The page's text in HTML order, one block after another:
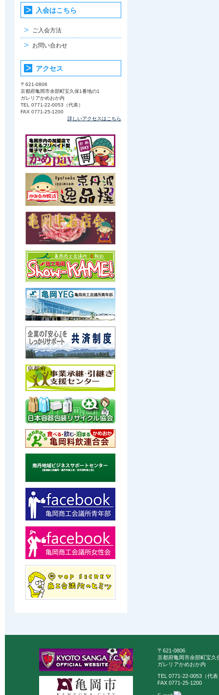
入会はこちら
ご入会方法
お問い合わせ
アクセス
〒621-0806
京都府亀岡市余部町宝久保1番地の1
ガレリアかめおか内
TEL 0771-22-0053（代表）
FAX 0771-25-1200
詳しいアクセスはこちら
〒621-0806
京都府亀岡市余部町宝久
ガレリアかめおか内
TEL 0771-22-0053（代表
FAX 0771-25-1200